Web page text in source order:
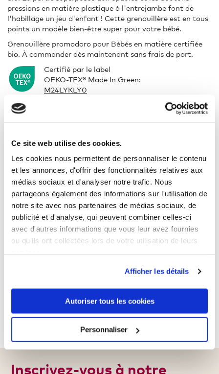
Ce site web utilise des cookies.
Les cookies nous permettent de personnaliser le contenu
et les annonces, d'offrir des fonctionnalités relatives aux
médias sociaux et d'analyser notre trafic. Nous
partageons également des informations sur l'utilisation de
notre site avec nos partenaires de médias sociaux, de
publicité et d'analyse, qui peuvent combiner celles-ci
avec d'autres informations que vous leur avez fournies
ou qu'ils ont collectées lors de votre utilisation de leurs
Afficher les détails
Autoriser tous les cookies
Personnaliser
pressions en matière plastique à l'entrejambe font de
l'habillage un jeu d'enfant ! Cette grenouillère est en tous
points un modèle bien-être super pour votre bébé.
Grenouillère promodoro pour Bébés en matière certifiée
bio. À commander dès maintenant sans frais de port.
Certifié par le label
OEKO-TEX® Made In Green:
M24LYKLY0
Coupe :Normal
Col :Col rond
Longueur :Long
Longueur des manches/jambes court
Inscrivez-vous à notre